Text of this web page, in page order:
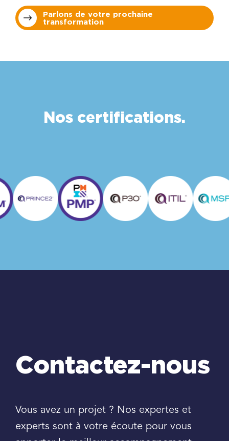
Parlons de votre prochaine
transformation
Nos certifications.
Contactez-nous
Vous avez un projet ? Nos expertes et
experts sont à votre écoute pour vous